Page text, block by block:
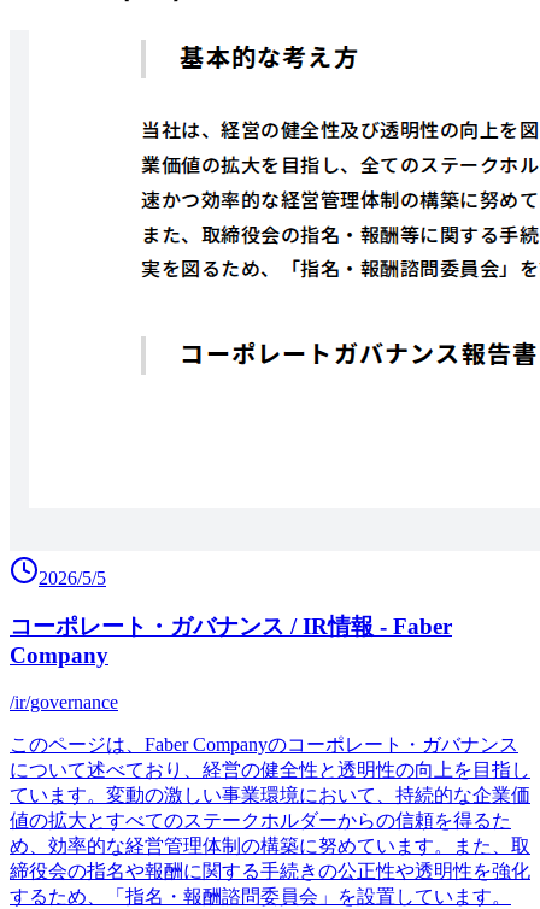
2026/5/5
コーポレート・ガバナンス / IR情報 - Faber
Company
/ir/governance
このページは、Faber Companyのコーポレート・ガバナンス
について述べており、経営の健全性と透明性の向上を目指し
ています。変動の激しい事業環境において、持続的な企業価
値の拡大とすべてのステークホルダーからの信頼を得るた
め、効率的な経営管理体制の構築に努めています。また、取
締役会の指名や報酬に関する手続きの公正性や透明性を強化
するため、「指名・報酬諮問委員会」を設置しています。